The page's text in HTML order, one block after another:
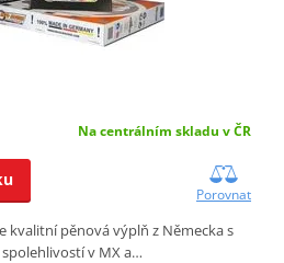
Na centrálním skladu v ČR
Porovnat
kvalitní pěnová výplň z Německa s
v MX a…